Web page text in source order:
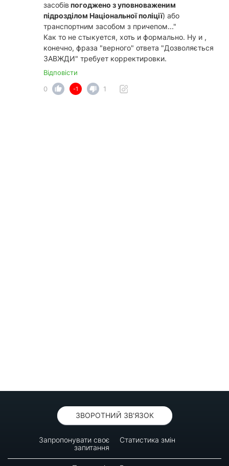
засобів погоджено з уповноваженим
підрозділом Національної поліції) або
транспортним засобом з причепом..."
Как то не стыкуется, хоть и формально. Ну и ,
конечно, фраза "верного" ответа "Дозволяється
ЗАВЖДИ" требует корректировки.
Відповісти
0
-1 1
ЗВОРОТНИЙ ЗВ'ЯЗОК
Запропонувати своє
запитання
Статистика змін